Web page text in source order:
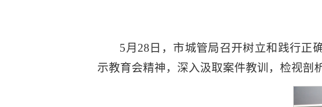
5月28日，市城管局召开树立和践行正
示教育会精神，深入汲取案件教训，检视剖